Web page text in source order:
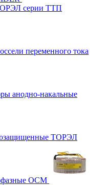
серии ТТП
переменного тока
анодно-накальные
ТОРЭЛ
ОСМ